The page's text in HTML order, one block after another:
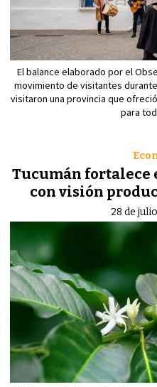
El balance elaborado por el
movimiento de visitantes
visitaron una provincia que
para
Tucumán fortalece
con visión
28 de